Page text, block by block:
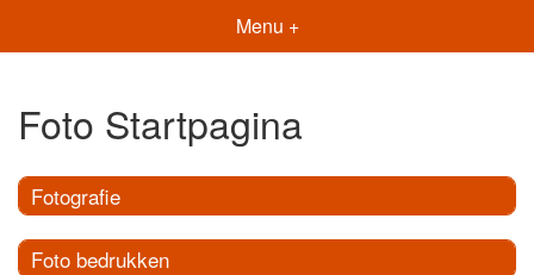
Menu +
Foto Startpagina
Fotografie
Foto bedrukken